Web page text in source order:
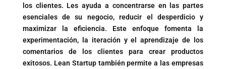
los clientes. Les ayuda a concentrarse en las partes
esenciales de su negocio, reducir el desperdicio y
maximizar la eficiencia. Este enfoque fomenta la
experimentación, la iteración y el aprendizaje de los
comentarios de los clientes para crear productos
exitosos. Lean Startup también permite a las empresas